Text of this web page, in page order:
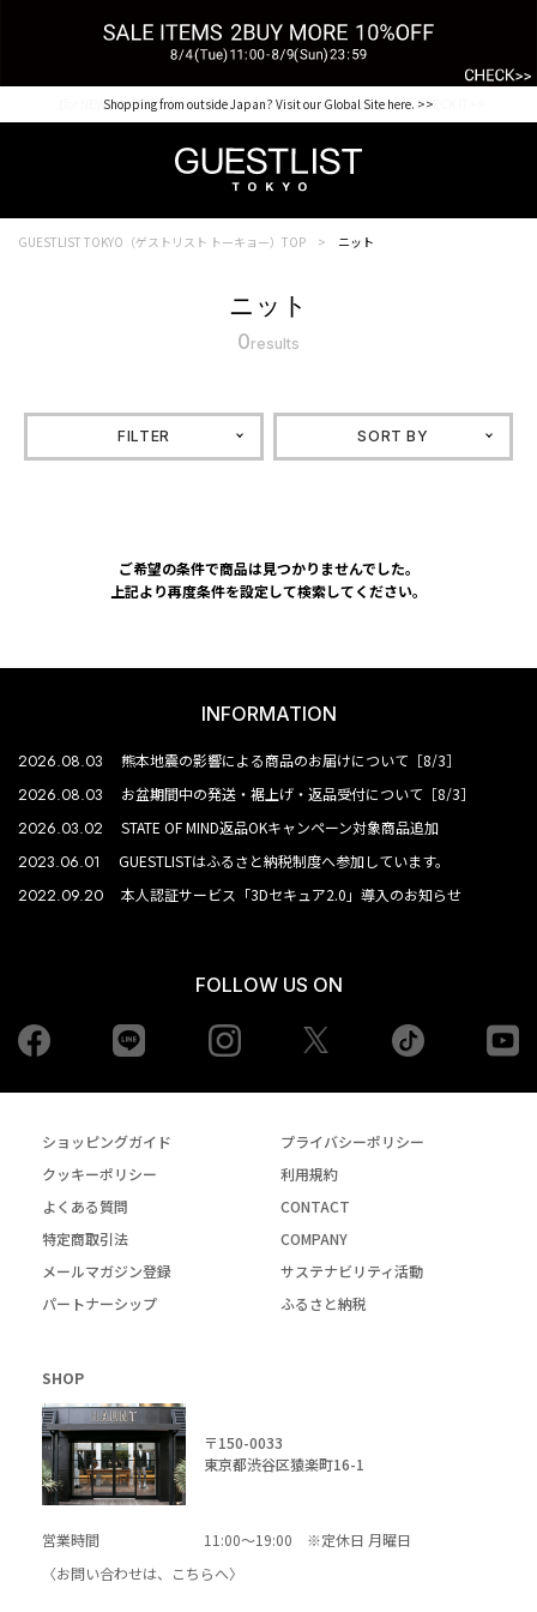
Shopping from outside Japan? Visit our Global Site here. >>
【for NEW MEMBER】新規会員様1000Point Present Campaign CHECK IT>>
GUESTLIST TOKYO（ゲストリスト トーキョー）TOP ニット
ニット
0results
FILTER SORT BY
ご希望の条件で商品は見つかりませんでした。
上記より再度条件を設定して検索してください。
INFORMATION
2026.08.03 熊本地震の影響による商品のお届けについて［8/3］
2026.08.03 お盆期間中の発送・裾上げ・返品受付について［8/3］
2026.03.02 STATE OF MIND返品OKキャンペーン対象商品追加
2023.06.01 GUESTLISTはふるさと納税制度へ参加しています。
2022.09.20 本人認証サービス「3Dセキュア2.0」導入のお知らせ
FOLLOW US ON
Facebook Instagram tiktok
ショッピングガイド
プライバシーポリシー
クッキーポリシー
利用規約
よくある質問
CONTACT
特定商取引法
COMPANY
メールマガジン登録
サステナビリティ活動
パートナーシップ
ふるさと納税
SHOP
〒150-0033
東京都渋谷区猿楽町16-1
営業時間
11:00～19:00 ※定休日 月曜日
〈お問い合わせは、
こちらへ〉